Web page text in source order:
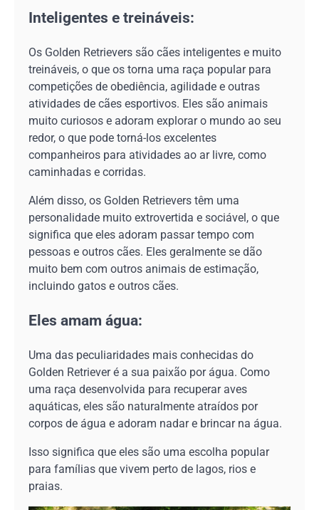
Inteligentes e treináveis:
Os Golden Retrievers são cães inteligentes e muito
treináveis, o que os torna uma raça popular para
competições de obediência, agilidade e outras
atividades de cães esportivos. Eles são animais
muito curiosos e adoram explorar o mundo ao seu
redor, o que pode torná-los excelentes
companheiros para atividades ao ar livre, como
caminhadas e corridas.
Além disso, os Golden Retrievers têm uma
personalidade muito extrovertida e sociável, o que
significa que eles adoram passar tempo com
pessoas e outros cães. Eles geralmente se dão
muito bem com outros animais de estimação,
incluindo gatos e outros cães.
Eles amam água:
Uma das peculiaridades mais conhecidas do
Golden Retriever é a sua paixão por água. Como
uma raça desenvolvida para recuperar aves
aquáticas, eles são naturalmente atraídos por
corpos de água e adoram nadar e brincar na água.
Isso significa que eles são uma escolha popular
para famílias que vivem perto de lagos, rios e
praias.